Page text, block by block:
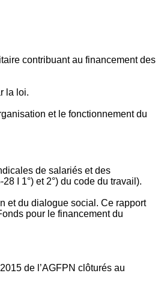
contribuant au financement des
la loi.
et le fonctionnement du
de salariés et des
I 1°) et 2°) du code du travail).
et du dialogue social. Ce rapport
pour le financement du
de l’AGFPN clôturés au